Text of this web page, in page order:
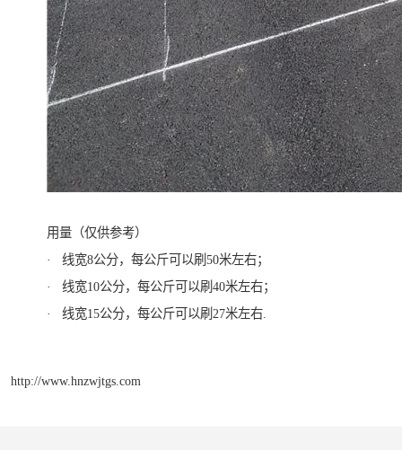
用量（仅供参考）
· 线宽8公分，每公斤可以刷50米左右；
· 线宽10公分，每公斤可以刷40米左右；
· 线宽15公分，每公斤可以刷27米左右.
http://www.hnzwjtgs.com